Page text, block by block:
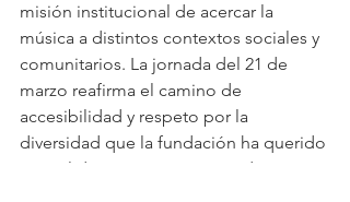
misión institucional de acercar la
música a distintos contextos sociales y
comunitarios. La jornada del 21 de
marzo reafirma el camino de
accesibilidad y respeto por la
diversidad que la fundación ha querido
consolidar en su programa educativo y